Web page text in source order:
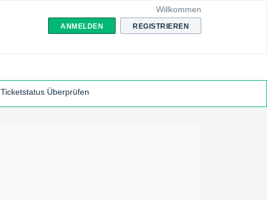
Willkommen
ANMELDEN REGISTRIEREN
Ticketstatus Überprüfen